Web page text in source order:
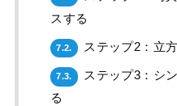
スする
7.2. ステップ2：立
7.3.
ステップ3：シ
る